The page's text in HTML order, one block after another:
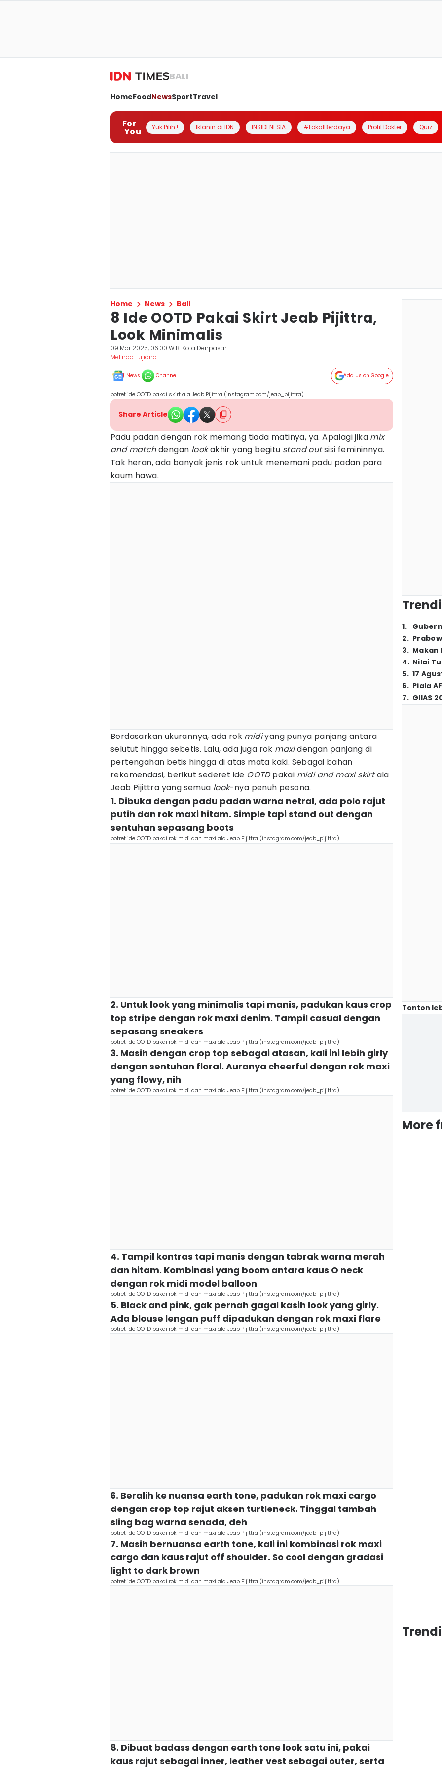
BALI
HomeFoodNewsSportTravel
For
You Yuk Pilih ! Iklanin di IDN INSIDENESIA #LokalBerdaya Profil Dokter Quiz
Home News Bali
8 Ide OOTD Pakai Skirt Jeab Pijittra,
Look Minimalis
09 Mar 2025, 06:00 WIB Kota Denpasar
Melinda Fujiana
News Channel Add Us on Google
potret ide OOTD pakai skirt ala Jeab Pijittra (instagram.com/jeab_pijittra)
Share Article
Padu padan dengan rok memang tiada matinya, ya. Apalagi jika mix
and matchdengan lookakhir yang begitu stand outsisi femininnya.
Tak heran, ada banyak jenis rok untuk menemani padu padan para
kaum hawa.
Berdasarkan ukurannya, ada rok midiyang punya panjang antara
selutut hingga sebetis. Lalu, ada juga rok maxidengan panjang di
pertengahan betis hingga di atas mata kaki. Sebagai bahan
rekomendasi, berikut sederet ide OOTDpakai midi and maxi skirtala
Jeab Pijittra yang semua look-nya penuh pesona.
1. Dibuka dengan padu padan warna netral, ada polo rajut
putih dan rok maxi hitam. Simple tapi stand out dengan
sentuhan sepasang boots
potret ide OOTD pakai rok midi dan maxi ala Jeab Pijittra (instagram.com/jeab_pijittra)
2. Untuk look yang minimalis tapi manis, padukan kaus crop
top stripe dengan rok maxi denim. Tampil casual dengan
sepasang sneakers
potret ide OOTD pakai rok midi dan maxi ala Jeab Pijittra (instagram.com/jeab_pijittra)
3. Masih dengan crop top sebagai atasan, kali ini lebih girly
dengan sentuhan floral. Auranya cheerful dengan rok maxi
yang flowy, nih
potret ide OOTD pakai rok midi dan maxi ala Jeab Pijittra (instagram.com/jeab_pijittra)
4. Tampil kontras tapi manis dengan tabrak warna merah
dan hitam. Kombinasi yang boom antara kaus O neck
dengan rok midi model balloon
potret ide OOTD pakai rok midi dan maxi ala Jeab Pijittra (instagram.com/jeab_pijittra)
5. Black and pink, gak pernah gagal kasih look yang girly.
Ada blouse lengan puff dipadukan dengan rok maxi flare
potret ide OOTD pakai rok midi dan maxi ala Jeab Pijittra (instagram.com/jeab_pijittra)
6. Beralih ke nuansa earth tone, padukan rok maxi cargo
dengan crop top rajut aksen turtleneck. Tinggal tambah
sling bag warna senada, deh
potret ide OOTD pakai rok midi dan maxi ala Jeab Pijittra (instagram.com/jeab_pijittra)
7. Masih bernuansa earth tone, kali ini kombinasi rok maxi
cargo dan kaus rajut off shoulder. So cool dengan gradasi
light to dark brown
potret ide OOTD pakai rok midi dan maxi ala Jeab Pijittra (instagram.com/jeab_pijittra)
8. Dibuat badass dengan earth tone look satu ini, pakai
kaus rajut sebagai inner, leather vest sebagai outer, serta
1.
2.
3. Makan
4. Nilai
5. 17
6. Piala
7. GIIAS
Tonton
More